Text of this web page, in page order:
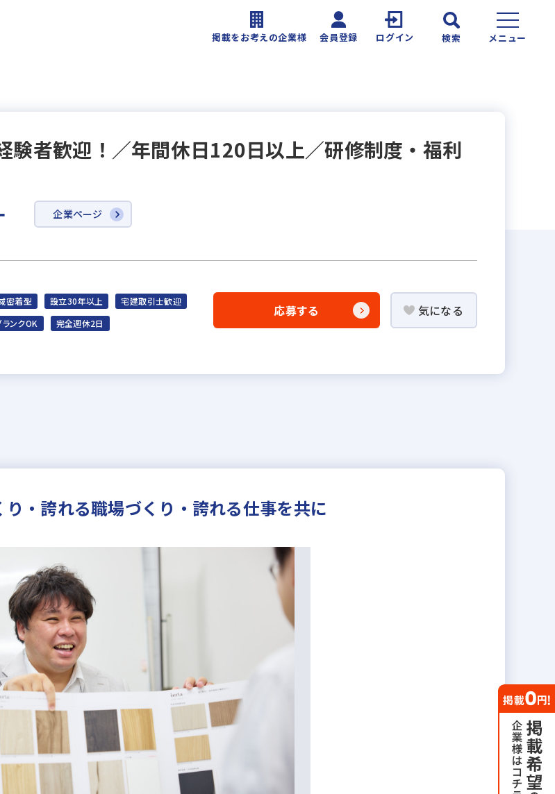
掲載をお考えの企業様 会員登録 ログイン 検索 メニュー
者歓迎！／年間休日120日以上／研修制度・福利
企業ページ
密着型 設立30年以上
宅建取引士歓迎
ランクOK
完全週休2日
応募する 気になる
・誇れる職場づくり・誇れる仕事を共に